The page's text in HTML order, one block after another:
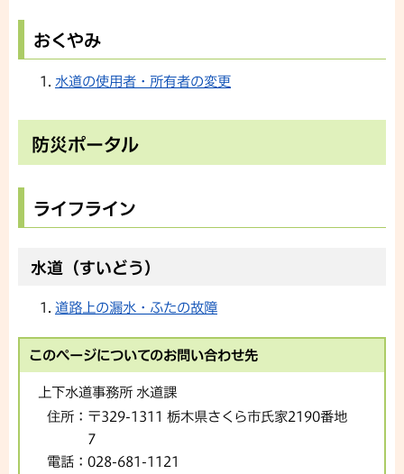
おくやみ
水道の使用者・所有者の変更
防災ポータル
ライフライン
水道（すいどう）
道路上の漏水・ふたの故障
このページについてのお問い合わせ先
上下水道事務所 水道課
住所： 〒329-1311 栃木県さくら市氏家2190番地
7
電話： 028-681-1121